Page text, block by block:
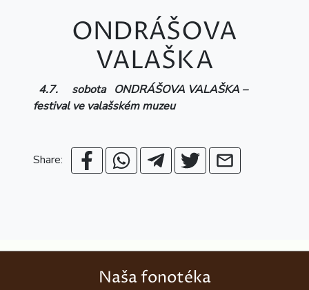
ONDRÁŠOVA
VALAŠKA
4.7. sobota ONDRÁŠOVA VALAŠKA –
festival ve valašském muzeu
Share:
Naša fonotéka